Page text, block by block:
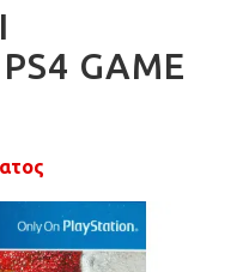
GAME